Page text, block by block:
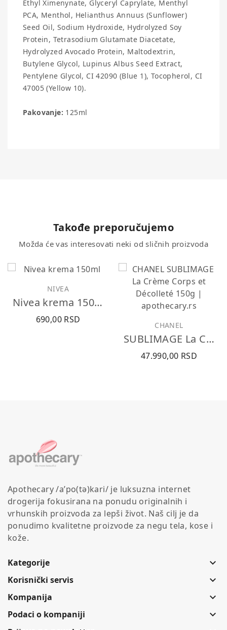
Ethyl Ximenynate, Glyceryl Caprylate, Menthyl
PCA, Menthol, Helianthus Annuus (Sunflower)
Seed Oil, Sodium Hydroxide, Hydrolyzed Soy
Protein, Tetrasodium Glutamate Diacetate,
Hydrolyzed Avocado Protein, Maltodextrin,
Butylene Glycol, Lupinus Albus Seed Extract,
Pentylene Glycol, CI 42090 (Blue 1), Tocopherol, CI
47005 (Yellow 10).
Pakovanje: 125ml
Takođe preporučujemo
Možda će vas interesovati neki od sličnih proizvoda
NIVEA
Nivea krema 150ml
690,00 RSD
CHANEL
SUBLIMAGE La Crème Corps et Décolleté 150g
47.990,00 RSD
Apothecary /a’po(tə)kari/ je luksuzna internet
drogerija fokusirana na ponudu originalnih i
vrhunskih proizvoda za lepši život. Naš cilj je da
ponudimo kvalitetne proizvode za negu tela, kose i
kože.
Kategorije keyboard_arrow_down
Korisnički servis keyboard_arrow_down
Kompanija keyboard_arrow_down
Podaci o kompaniji keyboard_arrow_down